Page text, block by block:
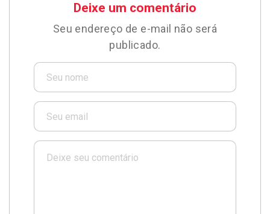
Deixe um comentário
Seu endereço de e-mail não será
publicado.